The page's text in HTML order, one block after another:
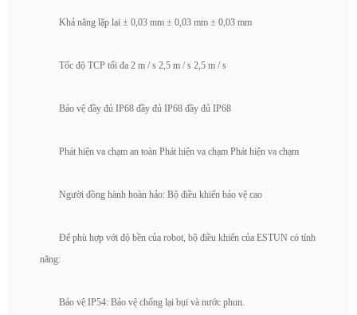
Khả năng lặp lại ± 0,03 mm ± 0,03 mm ± 0,03 mm
Tốc độ TCP tối đa 2 m / s 2,5 m / s 2,5 m / s
Bảo vệ đầy đủ IP68 đầy đủ IP68 đầy đủ IP68
Phát hiện va chạm an toàn Phát hiện va chạm Phát hiện va chạm
Người đồng hành hoàn hảo: Bộ điều khiển bảo vệ cao
Để phù hợp với độ bền của robot, bộ điều khiển của ESTUN có tính
năng:
Bảo vệ IP54: Bảo vệ chống lại bụi và nước phun.